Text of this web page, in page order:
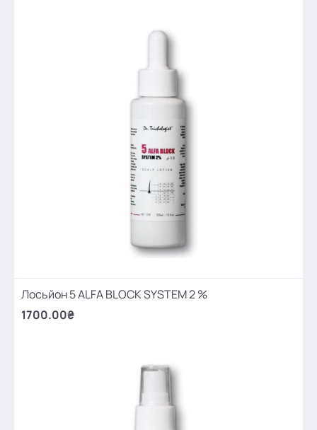
Лосьйон 5 ALFA BLOCK SYSTEM 2 %
1700.00₴